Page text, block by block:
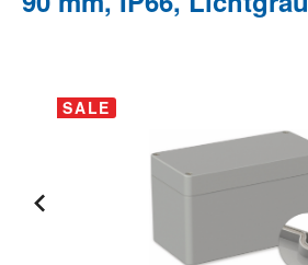
Bildergalerie überspringen
SALE